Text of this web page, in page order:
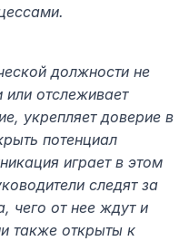
должности не
или отслеживает
укрепляет доверие в
потенциал
играет в этом
следят за
чего от нее ждут и
также открыты к